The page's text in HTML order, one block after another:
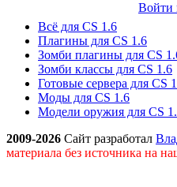
Войти
Всё для CS 1.6
Плагины для CS 1.6
Зомби плагины для CS
Зомби классы для CS 1.6
Готовые сервера для CS
Моды для CS 1.6
Модели оружия для CS
2009-2026 Сайт разработал
материала без источника на